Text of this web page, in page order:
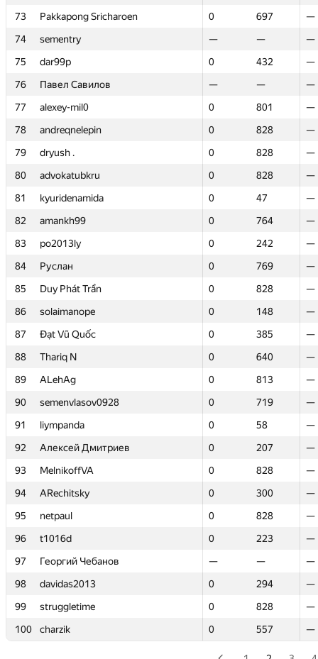
73
Pakkapong Sricharoen 0 697
—
74
sementry — —
—
75
dar99p 0 432
—
76
Павел Савилов — —
—
77
alexey-mil0 0 801
—
78
andreqnelepin 0 828
—
79
dryush . 0 828
—
80
advokatubkru 0 828
—
81
kyuridenamida 0 47
—
82
amankh99 0 764
—
83
po2013ly 0 242
—
84
Руслан 0 769
—
85
Duy Phát Trần 0 828
—
86
solaimanope 0 148
—
87
Đạt Vũ Quốc 0 385
—
88
Thariq N 0 640
—
89
ALehAg 0 813
—
90
semenvlasov0928 0 719
—
91
liympanda 0 58
—
92
Алексей Дмитриев 0 207
—
93
MelnikoffVA 0 828
—
94
ARechitsky 0 300
—
95
netpaul 0 828
—
96
t1016d 0 223
—
97
Георгий Чебанов — —
—
98
davidas2013 0 294
—
99
struggletime 0 828
—
100
charzik 0 557 —
73
Pakkapong Sricharoen 0 697
—
74
sementry — —
—
75
dar99p 0 432
—
76
Павел Савилов — —
—
77
alexey-mil0 0 801
—
78
andreqnelepin 0 828
—
79
dryush . 0 828
—
80
advokatubkru 0 828
—
81
kyuridenamida 0 47
—
82
amankh99 0 764
—
83
po2013ly 0 242
—
84
Руслан 0 769
—
85
Duy Phát Trần 0 828
—
86
solaimanope 0 148
—
87
Đạt Vũ Quốc 0 385
—
88
Thariq N 0 640
—
89
ALehAg 0 813
—
90
semenvlasov0928 0 719
—
91
liympanda 0 58
—
92
Алексей Дмитриев 0 207
—
93
MelnikoffVA 0 828
—
94
ARechitsky 0 300
—
95
netpaul 0 828
—
96
t1016d 0 223
—
97
Георгий Чебанов — —
—
98
davidas2013 0 294
—
99
struggletime 0 828
—
100
charzik 0 557 —